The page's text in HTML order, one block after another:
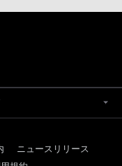
ニュースリリース